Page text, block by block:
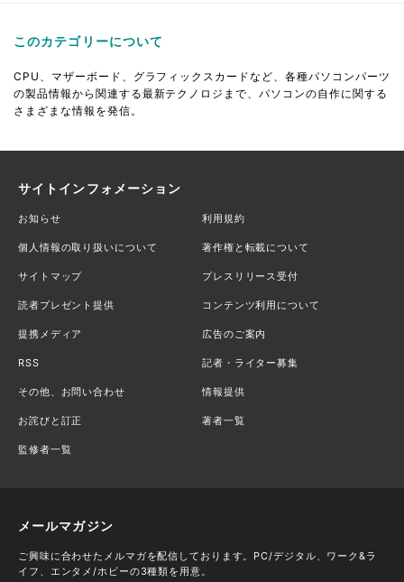
このカテゴリーについて
CPU、マザーボード、グラフィックスカードなど、各種パソコンパーツ
の製品情報から関連する最新テクノロジまで、パソコンの自作に関する
さまざまな情報を発信。
サイトインフォメーション
お知らせ 利用規約
個人情報の取り扱いについて 著作権と転載について
サイトマップ プレスリリース受付
読者プレゼント提供 コンテンツ利用について
提携メディア 広告のご案内
RSS 記者・ライター募集
その他、お問い合わせ 情報提供
お詫びと訂正 著者一覧
監修者一覧
メールマガジン
ご興味に合わせたメルマガを配信しております。PC/デジタル、ワーク&ラ
イフ、エンタメ/ホビーの3種類を用意。